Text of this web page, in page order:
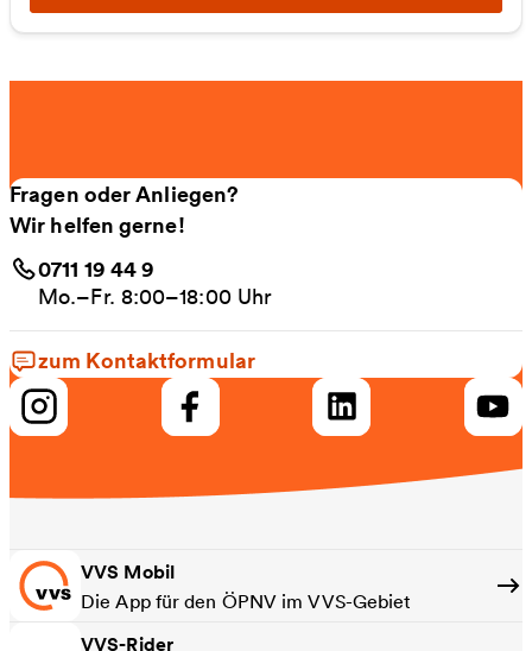
Fragen oder Anliegen?
Wir helfen gerne!
0711 19 44 9
Mo.–Fr. 8:00–18:00 Uhr
zum Kontaktformular
VVS Mobil
Die App für den ÖPNV im VVS-Gebiet
VVS-Rider